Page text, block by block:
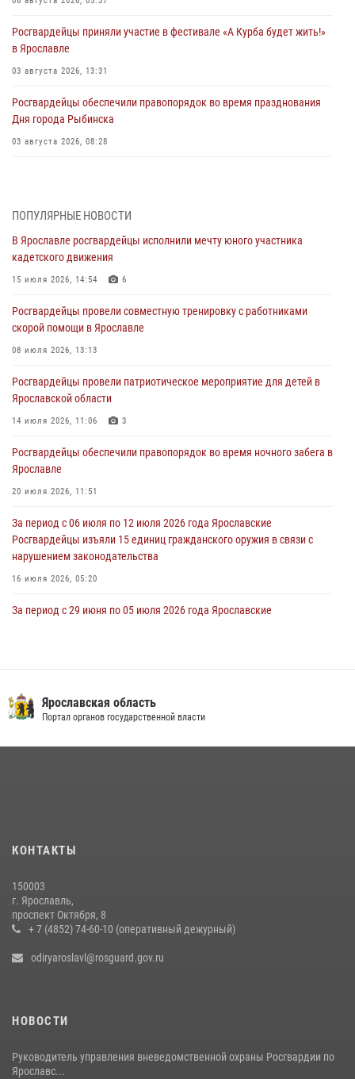
Росгвардейцы приняли участие в фестивале «А Курба будет жить!»
в Ярославле
03 августа 2026, 13:31
Росгвардейцы обеспечили правопорядок во время празднования
Дня города Рыбинска
03 августа 2026, 08:28
03 августа 2026, 07:24
Ярославские росгвардейцы за прошедшую неделю совершили
более 300 выездов по сигналам «тревога»
03 августа 2026, 07:09
Росгвардейцы оказали помощь беременной женщине во время
празднования Дня ВДВ в Ярославле
03 августа 2026, 06:20
За период с 20 июля по 26 июля 2026 года Ярославские
Росгвардейцы изъяли 41 единицу гражданского оружия в связи с
нарушением законодательства
В региональном управлении Росгвардии состоялся молебен,
приуроченный к празднику Крещения Руси
ПОПУЛЯРНЫЕ НОВОСТИ
В Ярославле росгвардейцы исполнили мечту юного участника
кадетского движения
15 июля 2026, 14:54 6
Росгвардейцы провели совместную тренировку с работниками
скорой помощи в Ярославле
08 июля 2026, 13:13
Росгвардейцы провели патриотическое мероприятие для детей в
Ярославской области
14 июля 2026, 11:06 3
Росгвардейцы обеспечили правопорядок во время ночного забега в
Ярославле
20 июля 2026, 11:51
За период с 06 июля по 12 июля 2026 года Ярославские
Росгвардейцы изъяли 15 единиц гражданского оружия в связи с
нарушением законодательства
16 июля 2026, 05:20
За период с 29 июня по 05 июля 2026 года Ярославские
ЯРОСЛАВСКИЕ РОСГВАРДЕЙЦЫ ЗА ПРОШЕДШУЮ НЕДЕЛЮ
СОВЕРШИЛИ БОЛЕЕ 300 ВЫЕЗДОВ ПО СИГНАЛАМ «ТРЕВОГА»
мотоциклисту в Ярославле
Центральный округ Росгвардии отмечает 105-летие
15 июля 2026, 11:06
Ярославская область
Портал органов государственной власти
КОНТАКТЫ
150003
г. Ярославль,
проспект Октября, 8
+ 7 (4852) 74-60-10 (оперативный дежурный)
odiryaroslavl@rosguard.gov.ru
НОВОСТИ
Руководитель управления вневедомственной охраны Росгвардии по
Ярославс...